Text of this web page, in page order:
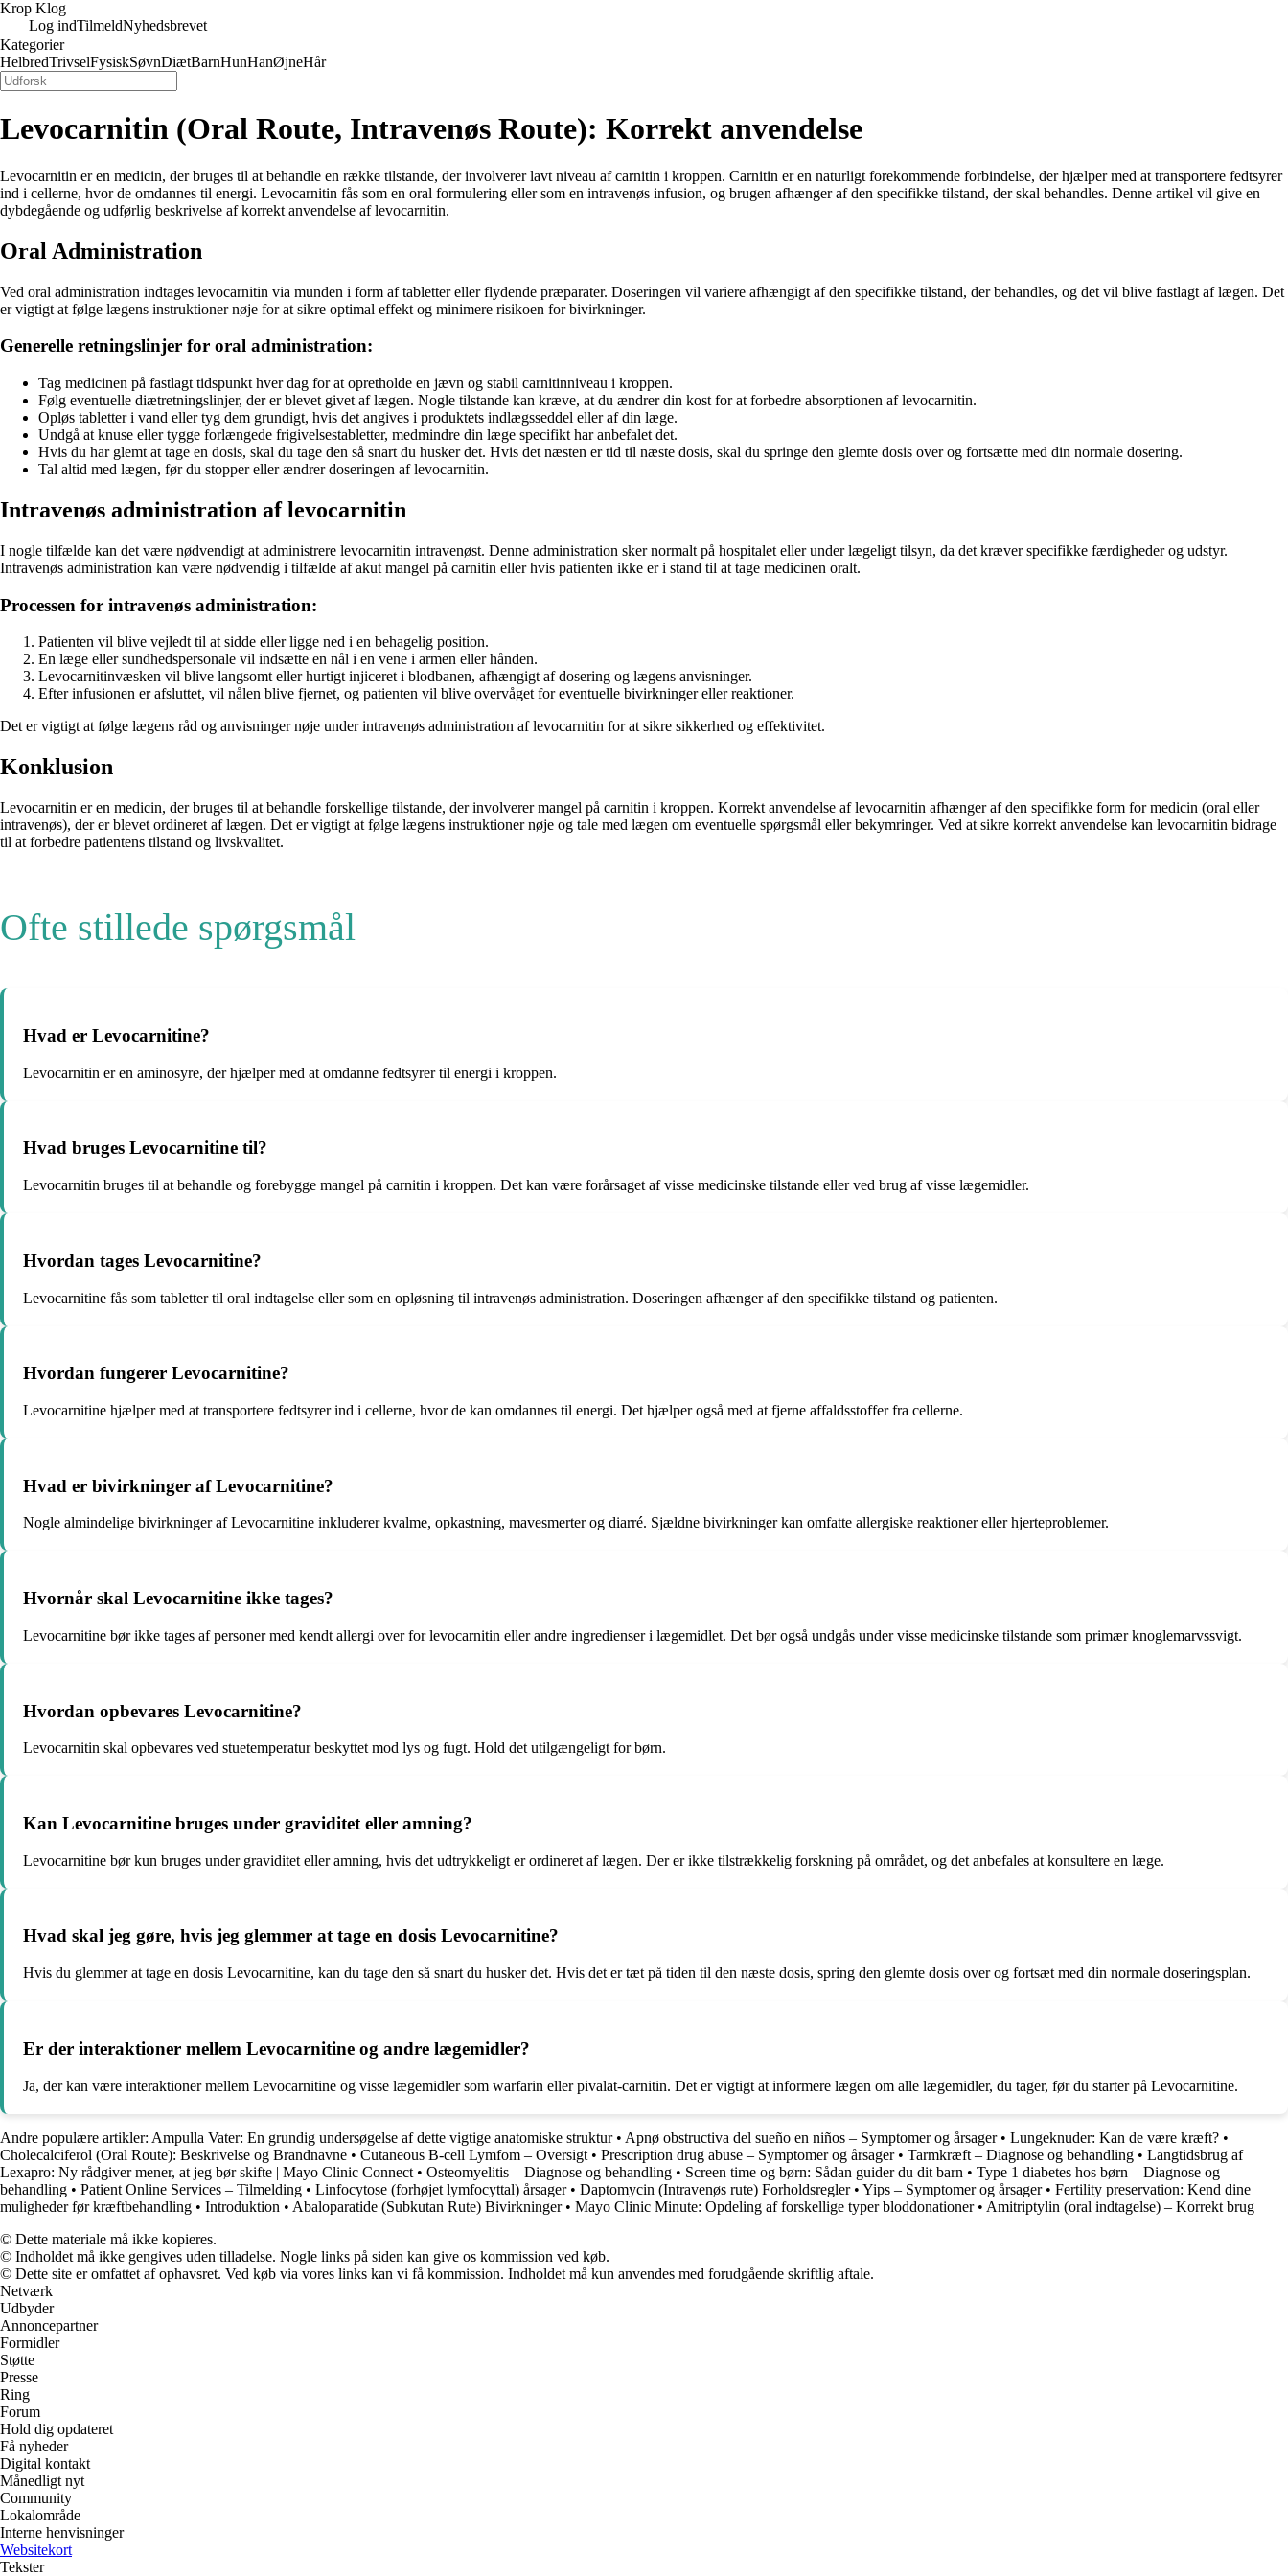
Krop Klog
Log indTilmeldNyhedsbrevet
Kategorier
HelbredTrivselFysiskSøvnDiætBarnHunHanØjneHår
Levocarnitin (Oral Route, Intravenøs Route): Korrekt anvendelse
Levocarnitin er en medicin, der bruges til at behandle en række tilstande, der involverer lavt niveau af carnitin i kroppen. Carnitin er en naturligt forekommende forbindelse, der hjælper med at transportere fedtsyrer
ind i cellerne, hvor de omdannes til energi. Levocarnitin fås som en oral formulering eller som en intravenøs infusion, og brugen afhænger af den specifikke tilstand, der skal behandles. Denne artikel vil give en
dybdegående og udførlig beskrivelse af korrekt anvendelse af levocarnitin.
Oral Administration
Ved oral administration indtages levocarnitin via munden i form af tabletter eller flydende præparater. Doseringen vil variere afhængigt af den specifikke tilstand, der behandles, og det vil blive fastlagt af lægen. Det
er vigtigt at følge lægens instruktioner nøje for at sikre optimal effekt og minimere risikoen for bivirkninger.
Generelle retningslinjer for oral administration:
Tag medicinen på fastlagt tidspunkt hver dag for at opretholde en jævn og stabil carnitinniveau i kroppen.
Følg eventuelle diætretningslinjer, der er blevet givet af lægen. Nogle tilstande kan kræve, at du ændrer din kost for at forbedre absorptionen af levocarnitin.
Opløs tabletter i vand eller tyg dem grundigt, hvis det angives i produktets indlægsseddel eller af din læge.
Undgå at knuse eller tygge forlængede frigivelsestabletter, medmindre din læge specifikt har anbefalet det.
Hvis du har glemt at tage en dosis, skal du tage den så snart du husker det. Hvis det næsten er tid til næste dosis, skal du springe den glemte dosis over og fortsætte med din normale dosering.
Tal altid med lægen, før du stopper eller ændrer doseringen af levocarnitin.
Intravenøs administration af levocarnitin
I nogle tilfælde kan det være nødvendigt at administrere levocarnitin intravenøst. Denne administration sker normalt på hospitalet eller under lægeligt tilsyn, da det kræver specifikke færdigheder og udstyr.
Intravenøs administration kan være nødvendig i tilfælde af akut mangel på carnitin eller hvis patienten ikke er i stand til at tage medicinen oralt.
Processen for intravenøs administration:
Patienten vil blive vejledt til at sidde eller ligge ned i en behagelig position.
En læge eller sundhedspersonale vil indsætte en nål i en vene i armen eller hånden.
Levocarnitinvæsken vil blive langsomt eller hurtigt injiceret i blodbanen, afhængigt af dosering og lægens anvisninger.
Efter infusionen er afsluttet, vil nålen blive fjernet, og patienten vil blive overvåget for eventuelle bivirkninger eller reaktioner.
Det er vigtigt at følge lægens råd og anvisninger nøje under intravenøs administration af levocarnitin for at sikre sikkerhed og effektivitet.
Konklusion
Levocarnitin er en medicin, der bruges til at behandle forskellige tilstande, der involverer mangel på carnitin i kroppen. Korrekt anvendelse af levocarnitin afhænger af den specifikke form for medicin (oral eller
intravenøs), der er blevet ordineret af lægen. Det er vigtigt at følge lægens instruktioner nøje og tale med lægen om eventuelle spørgsmål eller bekymringer. Ved at sikre korrekt anvendelse kan levocarnitin bidrage
til at forbedre patientens tilstand og livskvalitet.
Ofte stillede spørgsmål
Hvad er Levocarnitine?
Levocarnitin er en aminosyre, der hjælper med at omdanne fedtsyrer til energi i kroppen.
Hvad bruges Levocarnitine til?
Levocarnitin bruges til at behandle og forebygge mangel på carnitin i kroppen. Det kan være forårsaget af visse medicinske tilstande eller ved brug af visse lægemidler.
Hvordan tages Levocarnitine?
Levocarnitine fås som tabletter til oral indtagelse eller som en opløsning til intravenøs administration. Doseringen afhænger af den specifikke tilstand og patienten.
Hvordan fungerer Levocarnitine?
Levocarnitine hjælper med at transportere fedtsyrer ind i cellerne, hvor de kan omdannes til energi. Det hjælper også med at fjerne affaldsstoffer fra cellerne.
Hvad er bivirkninger af Levocarnitine?
Nogle almindelige bivirkninger af Levocarnitine inkluderer kvalme, opkastning, mavesmerter og diarré. Sjældne bivirkninger kan omfatte allergiske reaktioner eller hjerteproblemer.
Hvornår skal Levocarnitine ikke tages?
Levocarnitine bør ikke tages af personer med kendt allergi over for levocarnitin eller andre ingredienser i lægemidlet. Det bør også undgås under visse medicinske tilstande som primær knoglemarvssvigt.
Hvordan opbevares Levocarnitine?
Levocarnitin skal opbevares ved stuetemperatur beskyttet mod lys og fugt. Hold det utilgængeligt for børn.
Kan Levocarnitine bruges under graviditet eller amning?
Levocarnitine bør kun bruges under graviditet eller amning, hvis det udtrykkeligt er ordineret af lægen. Der er ikke tilstrækkelig forskning på området, og det anbefales at konsultere en læge.
Hvad skal jeg gøre, hvis jeg glemmer at tage en dosis Levocarnitine?
Hvis du glemmer at tage en dosis Levocarnitine, kan du tage den så snart du husker det. Hvis det er tæt på tiden til den næste dosis, spring den glemte dosis over og fortsæt med din normale doseringsplan.
Er der interaktioner mellem Levocarnitine og andre lægemidler?
Ja, der kan være interaktioner mellem Levocarnitine og visse lægemidler som warfarin eller pivalat-carnitin. Det er vigtigt at informere lægen om alle lægemidler, du tager, før du starter på Levocarnitine.
Andre populære artikler: Ampulla Vater: En grundig undersøgelse af dette vigtige anatomiske struktur• Apnø obstructiva del sueño en niños – Symptomer og årsager• Lungeknuder: Kan de være kræft? •
Cholecalciferol (Oral Route): Beskrivelse og Brandnavne • Cutaneous B-cell Lymfom – Oversigt • Prescription drug abuse – Symptomer og årsager• Tarmkræft – Diagnose og behandling • Langtidsbrug af
Lexapro: Ny rådgiver mener, at jeg bør skifte | Mayo Clinic Connect • Osteomyelitis – Diagnose og behandling • Screen time og børn: Sådan guider du dit barn • Type 1 diabetes hos børn – Diagnose og
behandling • Patient Online Services – Tilmelding • Linfocytose (forhøjet lymfocyttal) årsager• Daptomycin (Intravenøs rute) Forholdsregler• Yips – Symptomer og årsager• Fertility preservation: Kend dine
muligheder før kræftbehandling • Introduktion • Abaloparatide (Subkutan Rute) Bivirkninger• Mayo Clinic Minute: Opdeling af forskellige typer bloddonationer• Amitriptylin (oral indtagelse) – Korrekt brug
© Dette materiale må ikke kopieres.
© Indholdet må ikke gengives uden tilladelse. Nogle links på siden kan give os kommission ved køb.
© Dette site er omfattet af ophavsret. Ved køb via vores links kan vi få kommission. Indholdet må kun anvendes med forudgående skriftlig aftale.
Netværk
Udbyder
Annoncepartner
Formidler
Støtte
Presse
Ring
Forum
Hold dig opdateret
Få nyheder
Digital kontakt
Månedligt nyt
Community
Lokalområde
Interne henvisninger
Websitekort
Tekster